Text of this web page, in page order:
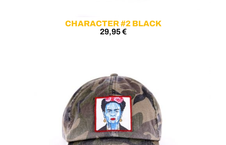
CHARACTER #2 BLACK
29,95€